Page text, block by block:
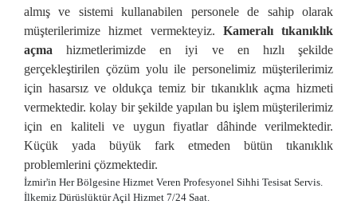
almış ve sistemi kullanabilen personele de sahip olarak
müşterilerimize hizmet vermekteyiz. Kameralı tıkanıklık
açma hizmetlerimizde en iyi ve en hızlı şekilde
gerçekleştirilen çözüm yolu ile personelimiz müşterilerimiz
için hasarsız ve oldukça temiz bir tıkanıklık açma hizmeti
vermektedir. kolay bir şekilde yapılan bu işlem müşterilerimiz
için en kaliteli ve uygun fiyatlar dâhinde verilmektedir.
Küçük yada büyük fark etmeden bütün tıkanıklık
problemlerini çözmektedir.
İzmir'in Her Bölgesine Hizmet Veren Profesyonel Sihhi Tesisat Servis.
İlkemiz Dürüslüktür Açil Hizmet 7/24 Saat.